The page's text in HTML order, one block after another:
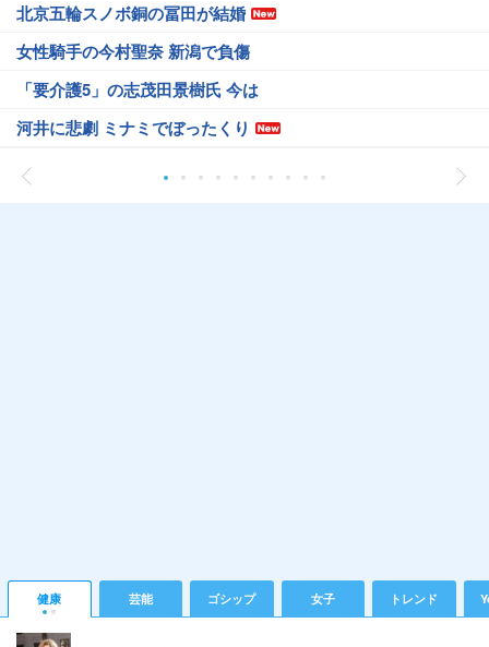
北京五輪スノボ銅の冨田が結婚
女性騎手の今村聖奈 新潟で負傷
「要介護5」の志茂田景樹氏 今は
河井に悲劇 ミナミでぼったくり
健康 芸能 ゴシップ 女子 トレンド